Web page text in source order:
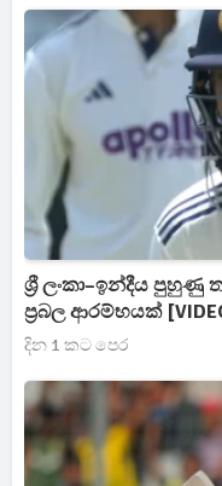
ශ්‍රී ලංකා–ඉන්දීය පුහුණු
ප්‍රබල ආරම්භයක්
දින 1 කට පෙර